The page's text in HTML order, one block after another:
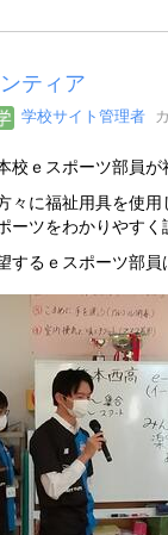
ティア
学校サイト管理者カ
校ｅスポーツ部員
々に福祉用具を使
ーツをわかりやす
するｅスポーツ部